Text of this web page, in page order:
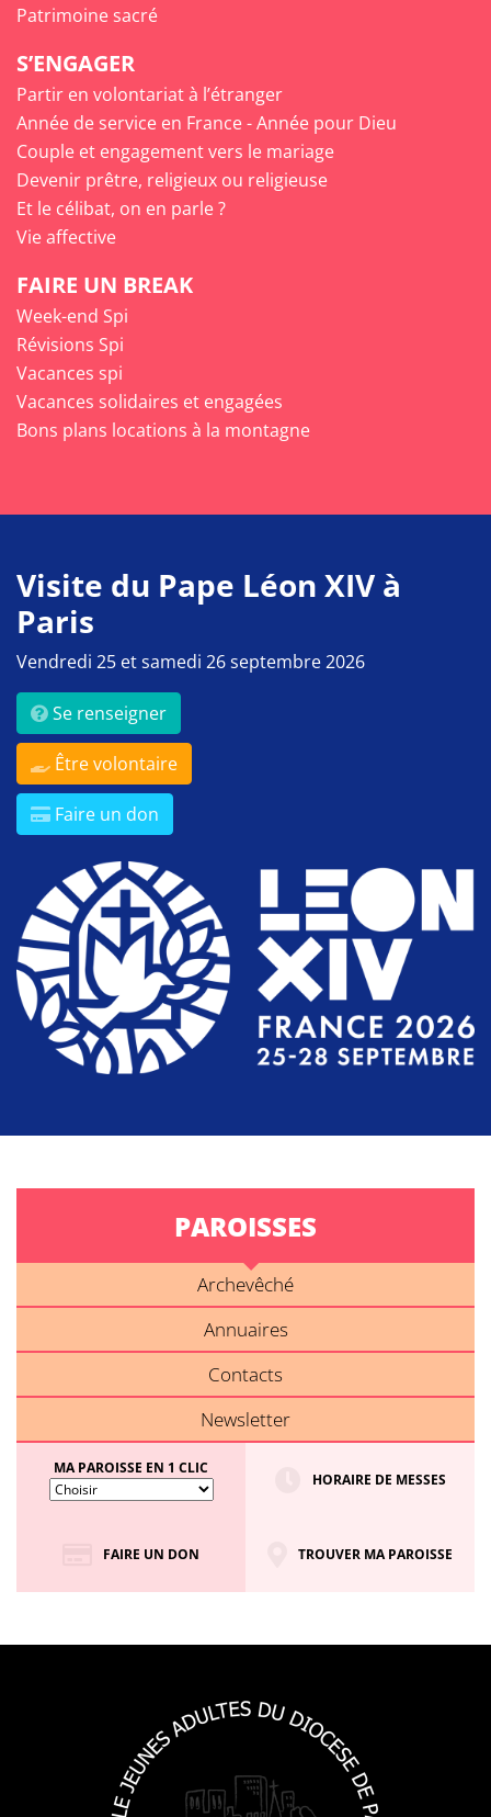
Patrimoine sacré
S’ENGAGER
Partir en volontariat à l’étranger
Année de service en France - Année pour Dieu
Couple et engagement vers le mariage
Devenir prêtre, religieux ou religieuse
Et le célibat, on en parle ?
Vie affective
FAIRE UN BREAK
Week-end Spi
Révisions Spi
Vacances spi
Vacances solidaires et engagées
Bons plans locations à la montagne
Visite du Pape Léon XIV à
Paris
Vendredi 25 et samedi 26 septembre 2026
Se renseigner
Être volontaire
Faire un don
PAROISSES
Archevêché
Annuaires
Contacts
Newsletter
MA PAROISSE EN 1 CLIC
HORAIRE DE MESSES
FAIRE UN DON TROUVER MA PAROISSE